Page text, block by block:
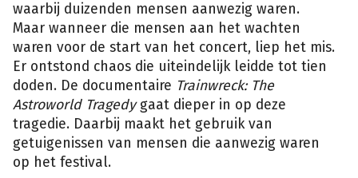
waarbij duizenden mensen aanwezig waren.
Maar wanneer die mensen aan het wachten
waren voor de start van het concert, liep het mis.
Er ontstond chaos die uiteindelijk leidde tot tien
doden. De documentaire Trainwreck: The
Astroworld Tragedygaat dieper in op deze
tragedie. Daarbij maakt het gebruik van
getuigenissen van mensen die aanwezig waren
op het festival.